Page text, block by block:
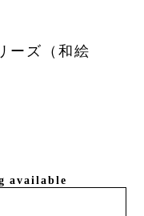
ーズ（和絵
available